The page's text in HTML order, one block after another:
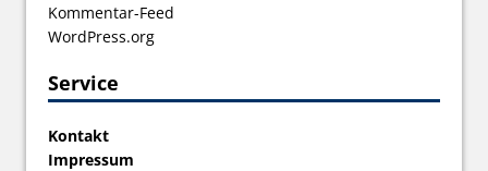
Kommentar-Feed
WordPress.org
Service
Kontakt
Impressum